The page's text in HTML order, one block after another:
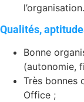
l’organisation.
Qualités,
Bonne
(autonomie,
Très bonnes
Office ;